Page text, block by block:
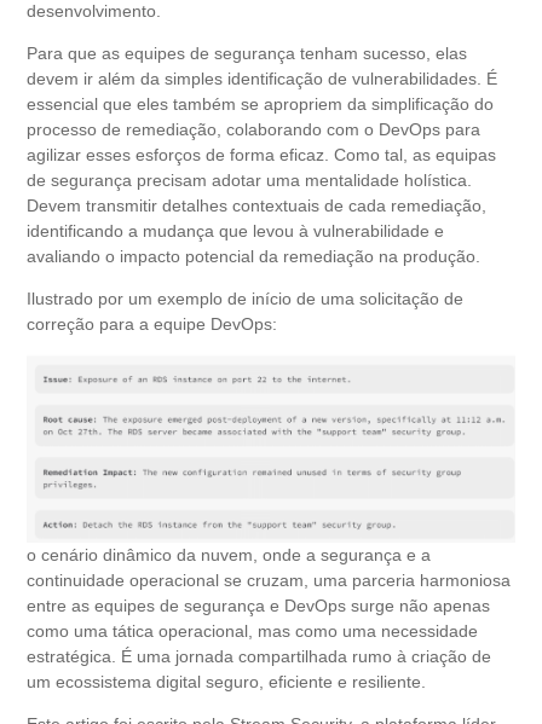
desenvolvimento.
Para que as equipes de segurança tenham sucesso, elas
devem ir além da simples identificação de vulnerabilidades. É
essencial que eles também se apropriem da simplificação do
processo de remediação, colaborando com o DevOps para
agilizar esses esforços de forma eficaz. Como tal, as equipas
de segurança precisam adotar uma mentalidade holística.
Devem transmitir detalhes contextuais de cada remediação,
identificando a mudança que levou à vulnerabilidade e
avaliando o impacto potencial da remediação na produção.
Ilustrado por um exemplo de início de uma solicitação de
correção para a equipe DevOps:
o cenário dinâmico da nuvem, onde a segurança e a
continuidade operacional se cruzam, uma parceria harmoniosa
entre as equipes de segurança e DevOps surge não apenas
como uma tática operacional, mas como uma necessidade
estratégica. É uma jornada compartilhada rumo à criação de
um ecossistema digital seguro, eficiente e resiliente.